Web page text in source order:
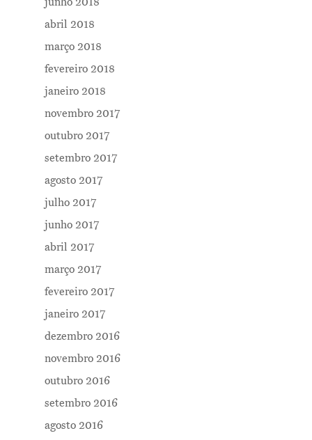
abril 2018
março 2018
fevereiro 2018
janeiro 2018
novembro 2017
outubro 2017
setembro 2017
agosto 2017
julho 2017
junho 2017
abril 2017
março 2017
fevereiro 2017
janeiro 2017
dezembro 2016
novembro 2016
outubro 2016
setembro 2016
agosto 2016